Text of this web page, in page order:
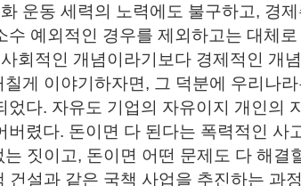
운동 세력의 노력에도 불구하고, 경
예외적인 경우를 제외하고는 대체
회적인 개념이라기보다 경제적인 개
게 이야기하자면, 그 덕분에 우리나
다. 자유도 기업의 자유이지 개인의
렸다. 돈이면 다 된다는 폭력적인 사
짓이고, 돈이면 어떤 문제도 다 해결
건설과 같은 국책 사업을 추진하는 과